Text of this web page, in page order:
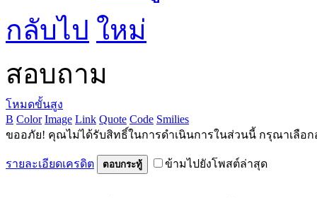
กลับไป
สอบถาม
โหมดขั้นสูง
B Color Image Link Quote Code Smilies
ขออภัย! คุณไม่ได้รับสิทธิ์ในการดำเนินการในส่วนนี้ กรุณาเลือก
รายละเอียดเครดิต ตอบกระทู้ ข้ามไปยังโพสต์ล่าสุด